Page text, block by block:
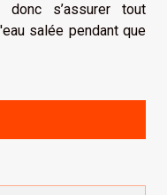
donc s’assurer tout
salée pendant que